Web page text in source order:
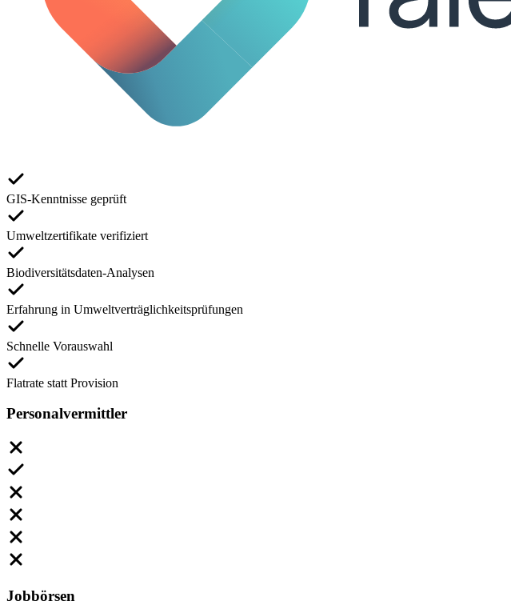
GIS-Kenntnisse geprüft
Umweltzertifikate verifiziert
Biodiversitätsdaten-Analysen
Erfahrung in Umweltverträglichkeitsprüfungen
Schnelle Vorauswahl
Flatrate statt Provision
Personalvermittler
Jobbörsen